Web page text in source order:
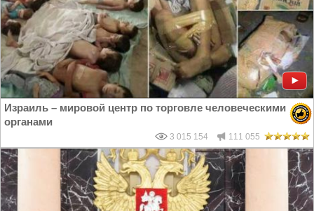
Израиль – мировой центр по торговле человеческими
органами
3 015 154 111 055